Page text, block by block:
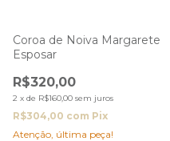
Coroa de Noiva Margarete
Esposar
R$320,00
2 x de R$160,00 sem juros
R$304,00 com Pix
Atenção, última peça!